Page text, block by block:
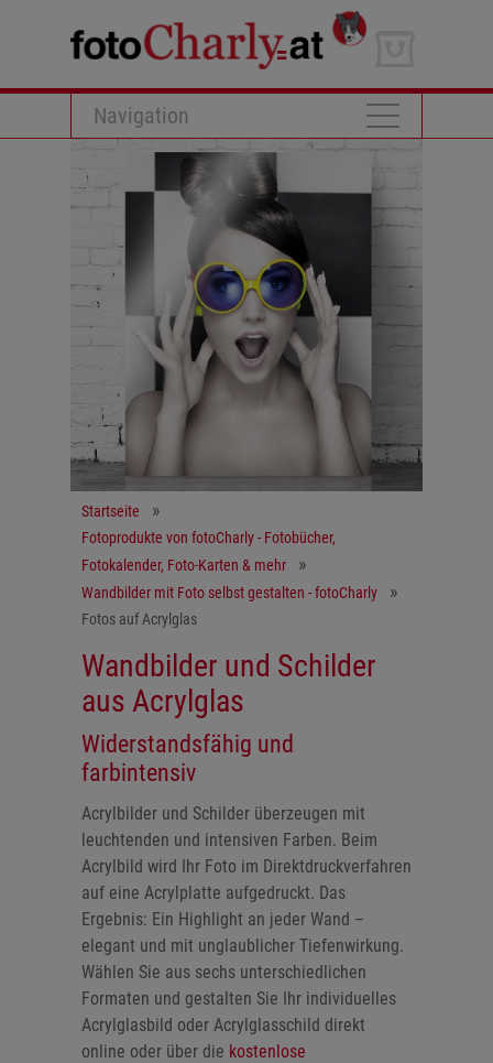
Navigation
Startseite
Fotoprodukte von fotoCharly - Fotobücher,
Fotokalender, Foto-Karten & mehr
Wandbilder mit Foto selbst gestalten - fotoCharly
Fotos auf Acrylglas
Wandbilder und Schilder
aus Acrylglas
Widerstandsfähig und
farbintensiv
Acrylbilder und Schilder überzeugen mit
leuchtenden und intensiven Farben. Beim
Acrylbild wird Ihr Foto im Direktdruckverfahren
auf eine Acrylplatte aufgedruckt. Das
Ergebnis: Ein Highlight an jeder Wand –
elegant und mit unglaublicher Tiefenwirkung.
Wählen Sie aus sechs unterschiedlichen
Formaten und gestalten Sie Ihr individuelles
Acrylglasbild oder Acrylglasschild direkt
online oder über die kostenlose